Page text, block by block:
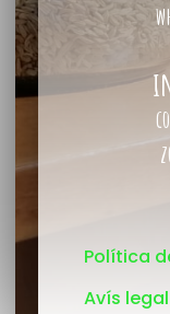
Política
Avís legal